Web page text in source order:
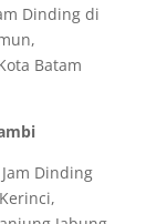
Dinding di
Batam
Dinding